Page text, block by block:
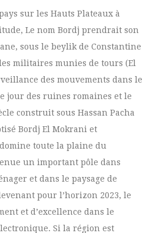
sur les Hauts Plateaux à
Le nom Bordj prendrait son
sous le beylik de Constantine
militaires munies de tours (El
des mouvements dans le
jour des ruines romaines et le
construit sous Hassan Pacha
Bordj El Mokrani et
toute la plaine du
un important pôle dans
et dans le paysage de
pour l’horizon 2023, le
et d’excellence dans le
Si la région est